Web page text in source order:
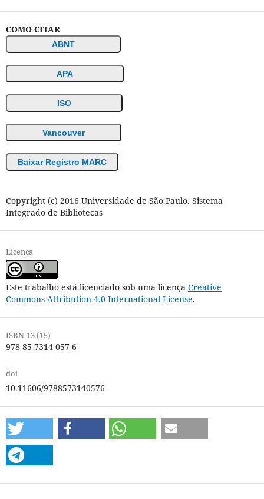
COMO CITAR
ABNT
APA
ISO
Vancouver
Baixar Registro MARC
Copyright (c) 2016 Universidade de São Paulo. Sistema
Integrado de Bibliotecas
Licença
Este trabalho está licenciado sob uma licença Creative
Commons Attribution 4.0 International License.
ISBN-13 (15)
978-85-7314-057-6
doi
10.11606/9788573140576